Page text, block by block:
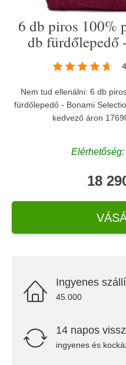
6 db piros 100%
db fürdőlepedő
Nem tud ellenálni: 6 db
fürdőlepedő - Bonami
kedvező áron
18
Ingyenes
45.000
14 napos
ingyenes és